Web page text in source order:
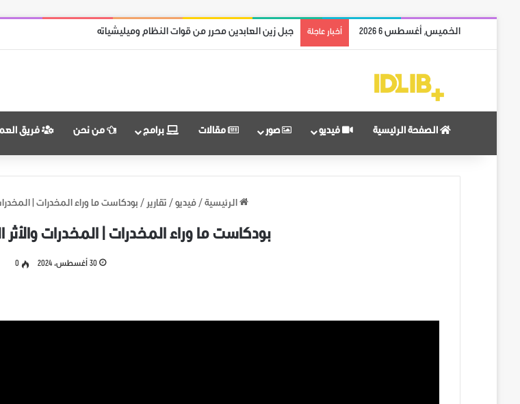
الخميس, أغسطس 6 2026 أخبار عاجلة جبل زين العابدين محرر من قوات النظام وميليشياته
الصفحة الرئيسية فيديو صور مقالات برامج من نحن فريق
الرئيسية / فيديو / تقارير / بودكاست ما وراء المخدرات |
بودكاست ما وراء المخدرات | المخدرات والأثر
30 أغسطس، 2024 0